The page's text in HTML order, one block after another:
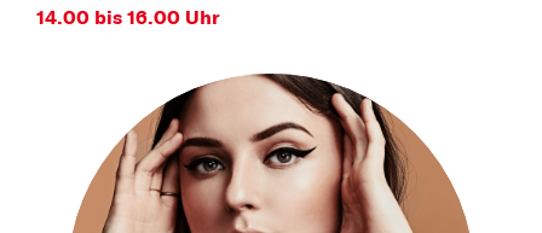
14.00 bis 16.00 Uhr